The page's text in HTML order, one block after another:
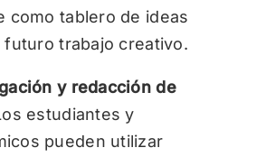
como tablero de ideas
futuro trabajo creativo.
y redacción de
estudiantes y
pueden utilizar